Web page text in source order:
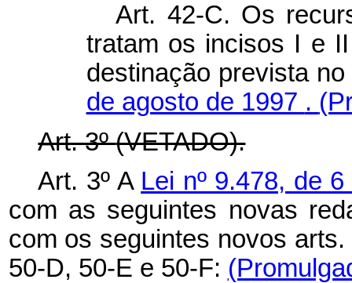
Art. 42-C. Os
tratam os incisos I e
destinação prevista
de agosto de 1997 .
Art. 3º(VETADO).
Art. 3º A Lei nº 9.478, de
com as seguintes novas
com os seguintes novos
50-D, 50-E e 50-F: